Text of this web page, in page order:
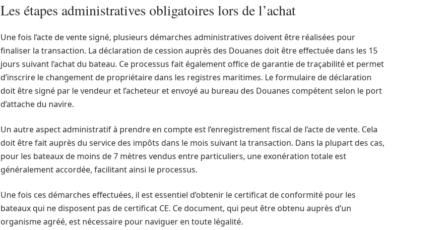
Les étapes administratives obligatoires lors de l’achat
Une fois l’acte de vente signé, plusieurs démarches administratives doivent être réalisées pour
finaliser la transaction. La déclaration de cession auprès des Douanes doit être effectuée dans les 15
jours suivant l’achat du bateau. Ce processus fait également office de garantie de traçabilité et permet
d’inscrire le changement de propriétaire dans les registres maritimes. Le formulaire de déclaration
doit être signé par le vendeur et l’acheteur et envoyé au bureau des Douanes compétent selon le port
d’attache du navire.
Un autre aspect administratif à prendre en compte est l’enregistrement fiscal de l’acte de vente. Cela
doit être fait auprès du service des impôts dans le mois suivant la transaction. Dans la plupart des cas,
pour les bateaux de moins de 7 mètres vendus entre particuliers, une exonération totale est
généralement accordée, facilitant ainsi le processus.
Une fois ces démarches effectuées, il est essentiel d’obtenir le certificat de conformité pour les
bateaux qui ne disposent pas de certificat CE. Ce document, qui peut être obtenu auprès d’un
organisme agréé, est nécessaire pour naviguer en toute légalité.